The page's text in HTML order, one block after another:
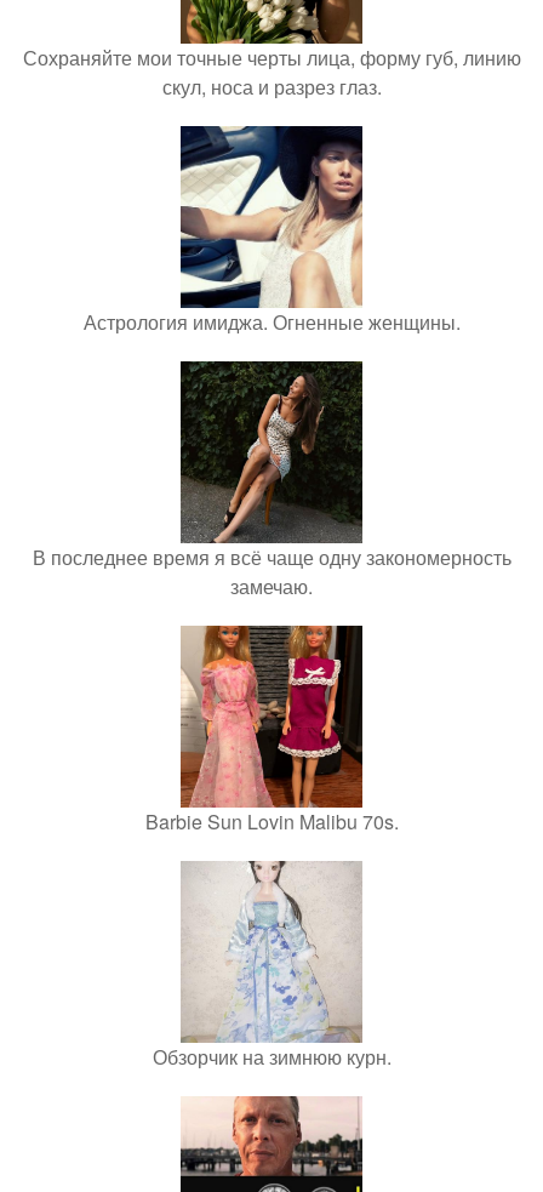
Сохраняйте мои точные черты лица, форму губ, линию
скул, носа и разрез глаз.
Астрология имиджа. Огненные женщины.
В последнее время я всё чаще одну закономерность
замечаю.
Barbie Sun Lovin Malibu 70s.
Обзорчик на зимнюю курн.